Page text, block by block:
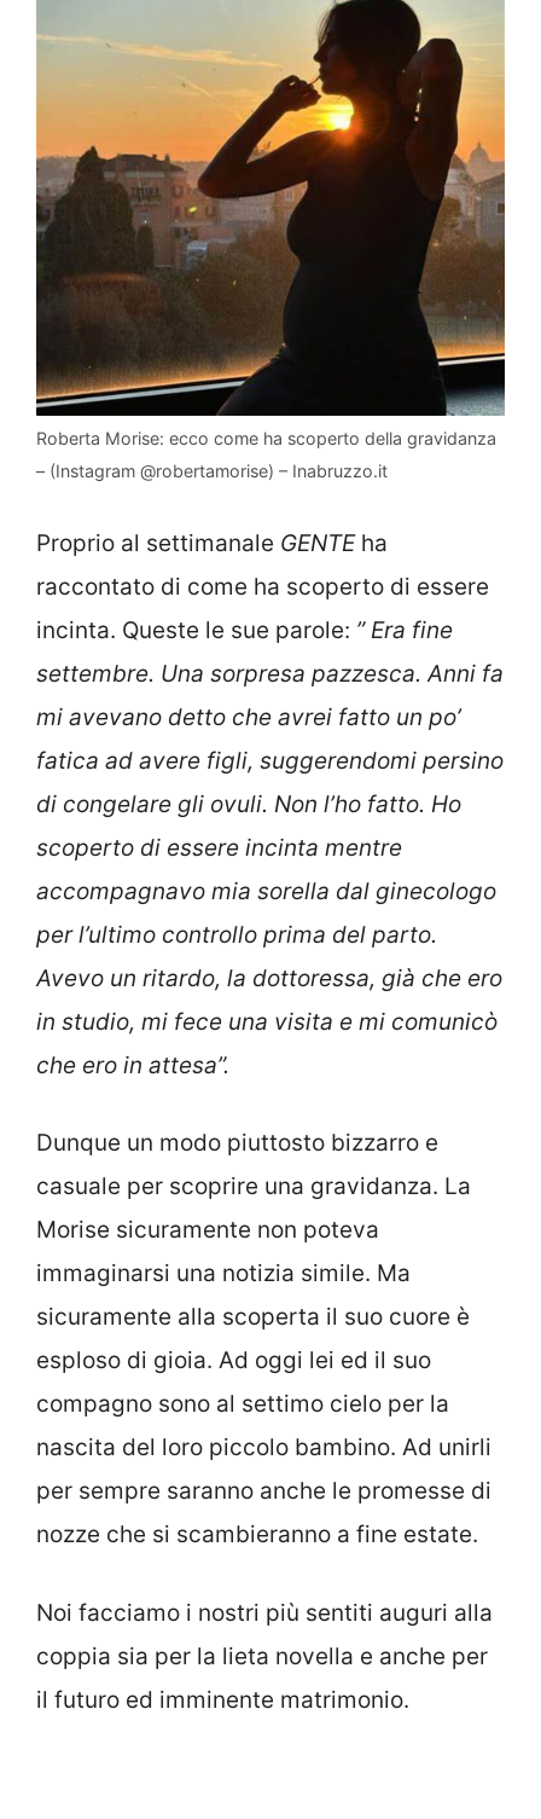
Roberta Morise: ecco come ha scoperto della gravidanza
– (Instagram @robertamorise) – Inabruzzo.it
Proprio al settimanale GENTE ha
raccontato di come ha scoperto di essere
incinta. Queste le sue parole: ” Era fine
settembre. Una sorpresa pazzesca. Anni fa
mi avevano detto che avrei fatto un po’
fatica ad avere figli, suggerendomi persino
di congelare gli ovuli. Non l’ho fatto. Ho
scoperto di essere incinta mentre
accompagnavo mia sorella dal ginecologo
per l’ultimo controllo prima del parto.
Avevo un ritardo, la dottoressa, già che ero
in studio, mi fece una visita e mi comunicò
che ero in attesa”.
Dunque un modo piuttosto bizzarro e
casuale per scoprire una gravidanza. La
Morise sicuramente non poteva
immaginarsi una notizia simile. Ma
sicuramente alla scoperta il suo cuore è
esploso di gioia. Ad oggi lei ed il suo
compagno sono al settimo cielo per la
nascita del loro piccolo bambino. Ad unirli
per sempre saranno anche le promesse di
nozze che si scambieranno a fine estate.
Noi facciamo i nostri più sentiti auguri alla
coppia sia per la lieta novella e anche per
il futuro ed imminente matrimonio.